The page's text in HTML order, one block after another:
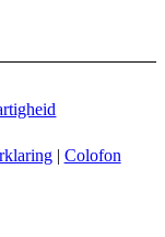
| Colofon